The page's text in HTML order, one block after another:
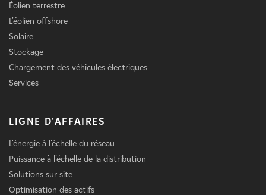
Éolien terrestre
L'éolien offshore
Solaire
Stockage
Chargement des véhicules électriques
Services
LIGNE D'AFFAIRES
L'énergie à l'échelle du réseau
Puissance à l'échelle de la distribution
Solutions sur site
Optimisation des actifs